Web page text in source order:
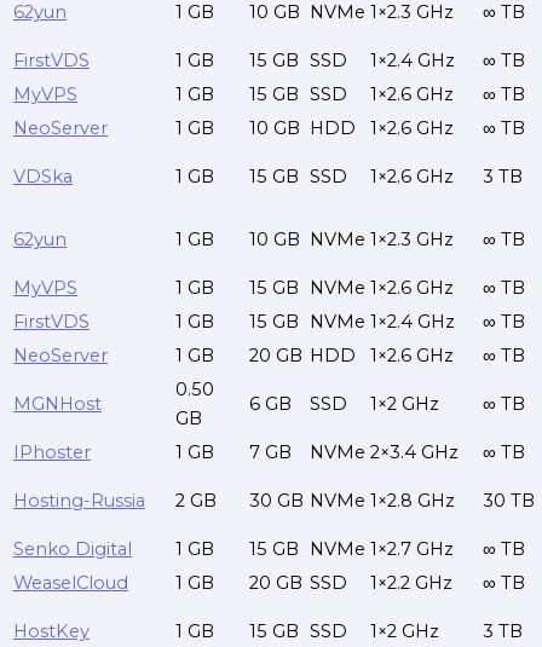
62yun 1 GB 10 GB NVMe 1×2.3 GHz ∞ TB
FirstVDS 1 GB 15 GB SSD 1×2.4 GHz
∞ TB
MyVPS
1 GB 15 GB SSD 1×2.6 GHz
∞ TB
NeoServer
1 GB 10 GB HDD 1×2.6 GHz ∞ TB
VDSka 1 GB 15 GB SSD 1×2.6 GHz 3 TB
62yun 1 GB 10 GB NVMe 1×2.3 GHz ∞ TB
MyVPS 1 GB 15 GB NVMe 1×2.6 GHz
∞ TB
FirstVDS
1 GB 15 GB NVMe 1×2.4 GHz
∞ TB
NeoServer
1 GB 20 GB HDD 1×2.6 GHz ∞ TB
MGNHost
0.50
GB
6 GB SSD 1×2 GHz ∞ TB
IPhoster 1 GB 7 GB NVMe 2×3.4 GHz ∞ TB
Hosting-Russia 2 GB 30 GB NVMe 1×2.8 GHz 30 TB
Senko Digital 1 GB 15 GB NVMe 1×2.7 GHz
∞ TB
WeaselCloud
1 GB 20 GB SSD 1×2.2 GHz ∞ TB
HostKey 1 GB 15 GB SSD 1×2 GHz 3 TB